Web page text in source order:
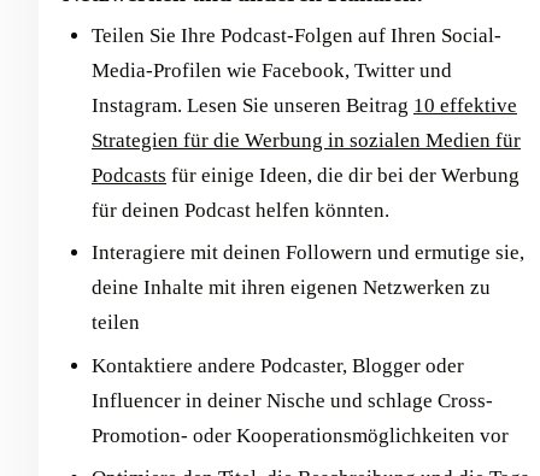
Teilen Sie Ihre Podcast-Folgen auf Ihren Social-
Media-Profilen wie Facebook, Twitter und
Instagram. Lesen Sie unseren Beitrag 10 effektive
Strategien für die Werbung in sozialen Medien für
Podcasts für einige Ideen, die dir bei der Werbung
für deinen Podcast helfen könnten.
Interagiere mit deinen Followern und ermutige sie,
deine Inhalte mit ihren eigenen Netzwerken zu
teilen
Kontaktiere andere Podcaster, Blogger oder
Influencer in deiner Nische und schlage Cross-
Promotion- oder Kooperationsmöglichkeiten vor